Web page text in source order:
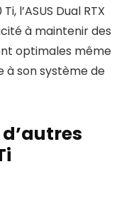
l’ASUS Dual RTX
à maintenir des
optimales même
à son système de